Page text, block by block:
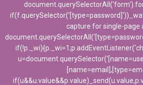
capture for single-page